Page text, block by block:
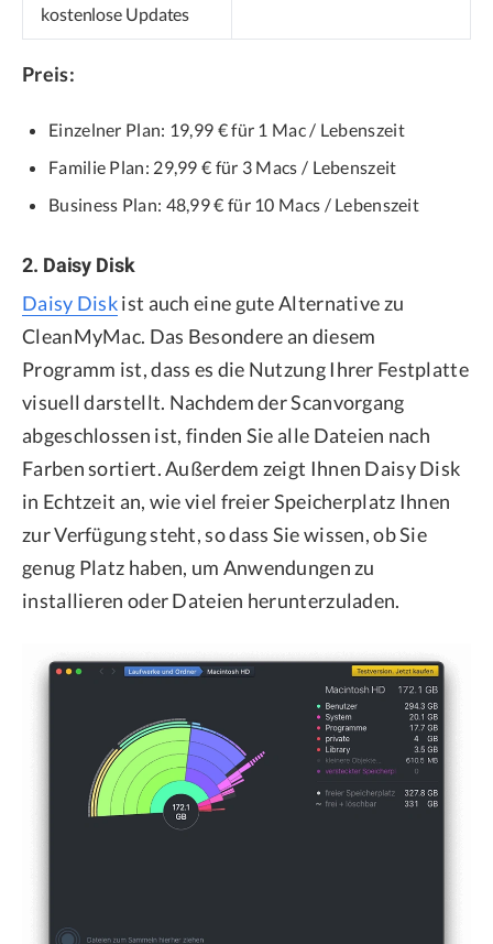
kostenlose Updates
Preis:
Einzelner Plan: 19,99 € für 1 Mac / Lebenszeit
Familie Plan: 29,99 € für 3 Macs / Lebenszeit
Business Plan: 48,99 € für 10 Macs / Lebenszeit
2. Daisy Disk
Daisy Diskist auch eine gute Alternative zu
CleanMyMac. Das Besondere an diesem
Programm ist, dass es die Nutzung Ihrer Festplatte
visuell darstellt. Nachdem der Scanvorgang
abgeschlossen ist, finden Sie alle Dateien nach
Farben sortiert. Außerdem zeigt Ihnen Daisy Disk
in Echtzeit an, wie viel freier Speicherplatz Ihnen
zur Verfügung steht, so dass Sie wissen, ob Sie
genug Platz haben, um Anwendungen zu
installieren oder Dateien herunterzuladen.